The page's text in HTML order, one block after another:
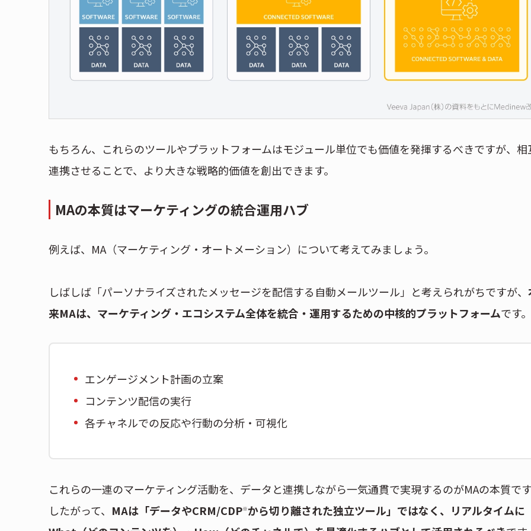
もちろん、これらのツールやプラットフォームはモジュール単位でも価値を発揮するべきですが、相
連携させることで、より大きな戦略的価値を創出できます。
MAの本質はマーケティングの統合運用ハブ
例えば、MA（マーケティング・オートメーション）について考えてみましょう。
しばしば「パーソナライズされたメッセージを配信する自動メールツール」と考えられがちですが、
来MAは、マーケティング・エコシステム全体を統合・運用するための中核的プラットフォームです。
エンゲージメント計画の立案
コンテンツ配信の実行
各チャネルでの反応や行動の分析・可視化
これらの一連のマーケティング活動を、データと連携しながら一気通貫で実現するのがMAの本質で
したがって、 MAは「データやCRM/CDP※から切り離された独立ツール」ではなく、リアルタイムに